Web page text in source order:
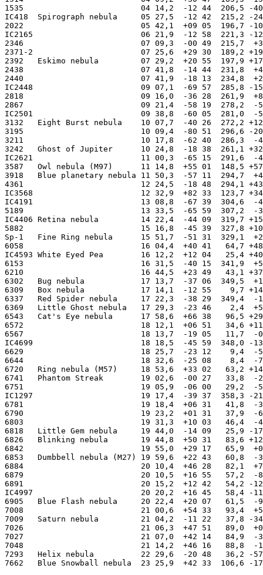
1535                         04 14,2  -12 44  206,5 -
IC418  Spirograph nebula     05 27,5  -12 42  215,2
2022                         05 42,1  +09 05  196,7 -
IC2165                       06 21,9  -12 58  221,3 -12,3
2346                         07 09,3  -00 49  215,7  +3,6
2371-2                       07 25,6  +29 30  189,2
2392   Eskimo nebula         07 29,2  +20 55  197,9
2438                         07 41,8  -14 44  231,8  +4,1
2440                         07 41,9  -18 13  234,8  +2,4
IC2448                       09 07,1  -69 57  285,8 -15,0
2818                         09 16,0  -36 28  261,9  +8,7
2867                         09 21,4  -58 19  278,2  -
IC2501                       09 38,8  -60 05  281,0  -5,7
3132   Eight Burst nebula    10 07,7  -40 26  272,2
3195                         10 09,4  -80 51  296,6 -20,0
3211                         10 17,8  -62 40  286,3  -4,9
3242   Ghost of Jupiter      10 24,8  -18 38  261,1
IC2621                       11 00,3  -65 15  291,6  -
3587   Owl nebula (M97)      11 14,8  +55 01  148,5
3918   Blue planetary nebula 11 50,3  -57 11  294,7
4361                         12 24,5  -18 48  294,1
IC3568                       12 32,9  +82 33  123,7
IC4191                       13 08,8  -67 39  304,6  -4,8
5189                         13 33,5  -65 59  307,2  -3,5
IC4406 Retina nebula         14 22,4  -44 09  319,7
5882                         15 16,8  -45 39  327,8
Sp-1   Fine Ring nebula      15 51,7  -51 31  329,1
6058                         16 04,4  +40 41   64,7 +48,3
IC4593 White Eyed Pea        16 12,2  +12 04   25,4
6153                         16 31,5  -40 15  341,9
6210                         16 44,5  +23 49   43,1
6302   Bug nebula            17 13,7  -37 06  349,5
6309   Box nebula            17 14,1  -12 55    9,7
6337   Red Spider nebula     17 22,3  -38 29  349,4  -
6369   Little Ghost nebula   17 29,3  -23 46    2,4
6543   Cat's Eye nebula      17 58,6  +66 38   96,5
6572                         18 12,1  +06 51   34,6
6567                         18 13,7  -19 05   11,7  -0,7
IC4699                       18 18,5  -45 59  348,0 -13,9
6629                         18 25,7  -23 12    9,4  -5,1
6644                         18 32,6  -25 08    8,4  -7,3
6720   Ring nebula (M57)     18 53,6  +33 02   63,2
6741   Phantom Streak        19 02,6  -00 27   33,8  -
6751                         19 05,9  -06 00   29,2  -5,9
IC1297                       19 17,4  -39 37  358,3 -
6781                         19 18,4  +06 31   41,8  -3,0
6790                         19 23,2  +01 31   37,9  -6,4
6803                         19 31,3  +10 03   46,4  -4,1
6818   Little Gem nebula     19 44,0  -14 09   25,9 -
6826   Blinking nebula       19 44,8  +50 31   83,6
6842                         19 55,0  +29 17   65,9
6853   Dumbbell nebula (M27) 19 59,6  +22 43   60,8
6884                         20 10,4  +46 28   82,1  +7,1
6879                         20 10,5  +16 55   57,2  -8,9
6891                         20 15,2  +12 42   54,2 -12,1
IC4997                       20 20,2  +16 45   58,4 -
6905   Blue Flash nebula     20 22,4  +20 07   61,5  -
7008                         21 00,6  +54 33   93,4
7009   Saturn nebula         21 04,2  -11 22   37,8 -
7026                         21 06,3  +47 51   89,0  +0,4
7027                         21 07,0  +42 14   84,9  -
7048                         21 14,2  +46 16   88,8  -1,7
7293   Helix nebula          22 29,6  -20 48   36,2 -
7662   Blue Snowball nebula  23 25,9  +42 33  106,6 -